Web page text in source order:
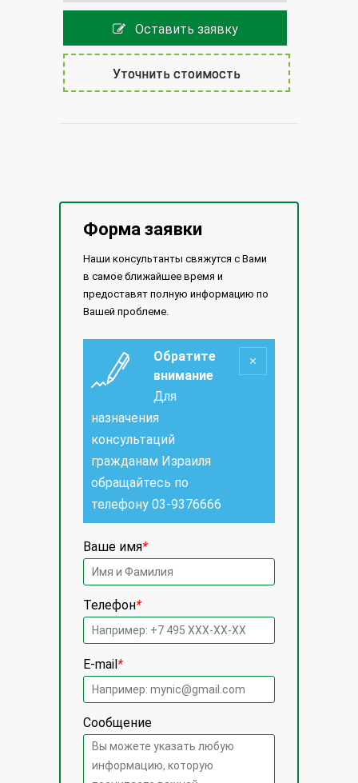
Оставить заявку
Уточнить стоимость
Форма заявки
Наши консультанты свяжутся с Вами
в самое ближайшее время и
предоставят полную информацию по
Вашей проблеме.
Обратите
внимание
Для
назначения
консультаций
гражданам Израиля
обращайтесь по
телефону 03-9376666
Ваше имя*
Телефон*
E-mail*
Сообщение